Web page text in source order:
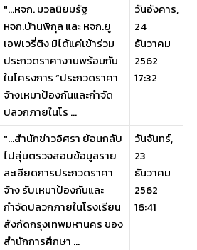
"...หจก. มวลนิยมรัฐ
หจก.บ้านพิกุล และ หจก.ยู
เอฟเวรี่ติง มิได้แค่เข้าร่วม
ประกวดราคางานพร้อมกัน
ในโครงการ “ประกวดราคา
จ้างเหมาป้องกันและกำจัด
ปลวกภายในโร ...
วันอังคาร,
24
ธันวาคม
2562
17:32
"...สำนักข่าวอิศรา ย้อนกลับ
ไปสุ่มตรวจสอบข้อมูลราย
ละเอียดการประกวดราคา
จ้าง รับเหมาป้องกันและ
กำจัดปลวกภายในโรงเรียน
สังกัดกรุงเทพมหานคร ของ
สำนักการศึกษา ...
วันจันทร์,
23
ธันวาคม
2562
16:41